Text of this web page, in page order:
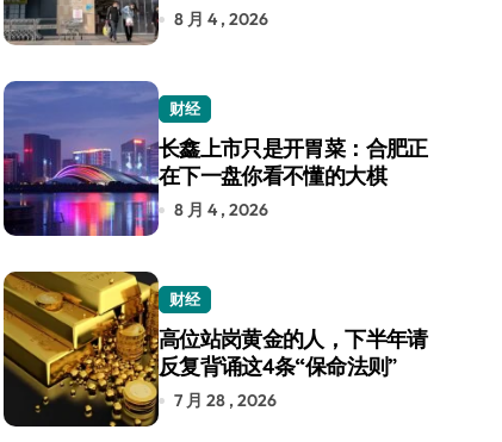
8 月 4 , 2026
财经
长鑫上市只是开胃菜：合肥正
在下一盘你看不懂的大棋
8 月 4 , 2026
财经
高位站岗黄金的人，下半年请
反复背诵这4条“保命法则”
7 月 28 , 2026